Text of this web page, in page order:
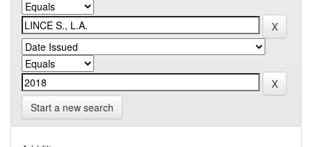
Start a new search